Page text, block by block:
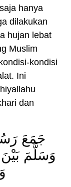
hanya
dilakukan
hujan lebat
Muslim
kondisi
Ini
dan
جَمَعَ
وَسَلَّمَ